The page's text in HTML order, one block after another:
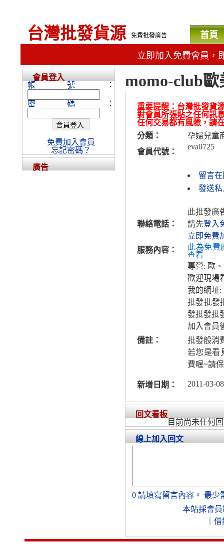
台灣批發貨源 免費批發廣告 首頁
立即加入免費會員，
momo-club
重要提醒：台灣批發貨
對會員所張貼之任何訊
任何交易都有風險，請
分類：
孕婦兒童
會員代號：
eva0725
留言
發送私
聯絡電話：
此批發廣
請先登入
立即免費
服務內容：
此為免費
查看
專營: 歐
歡迎現場
我的網址:
批發批發
發批發批
加入會員
備註：
批發般消
若您是看
費喔~請
新增日期： 2011-03-
回文看板
目前尚未任何
線上加入回文
0 請填寫留言內容。 最少
本站採會員
借
會員登入
帳號：
密碼：
免費加入會員
忘記密碼？
廣告